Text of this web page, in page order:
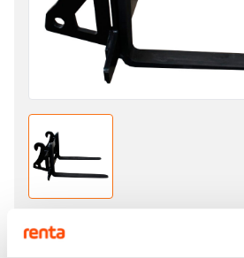
Pr. dag